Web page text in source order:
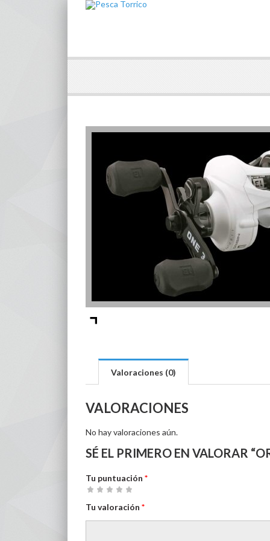
Valoraciones (0)
VALORACIONES
No hay valoraciones aún.
SÉ EL PRIMERO EN VALORAR
Tu puntuación *
Tu valoración *